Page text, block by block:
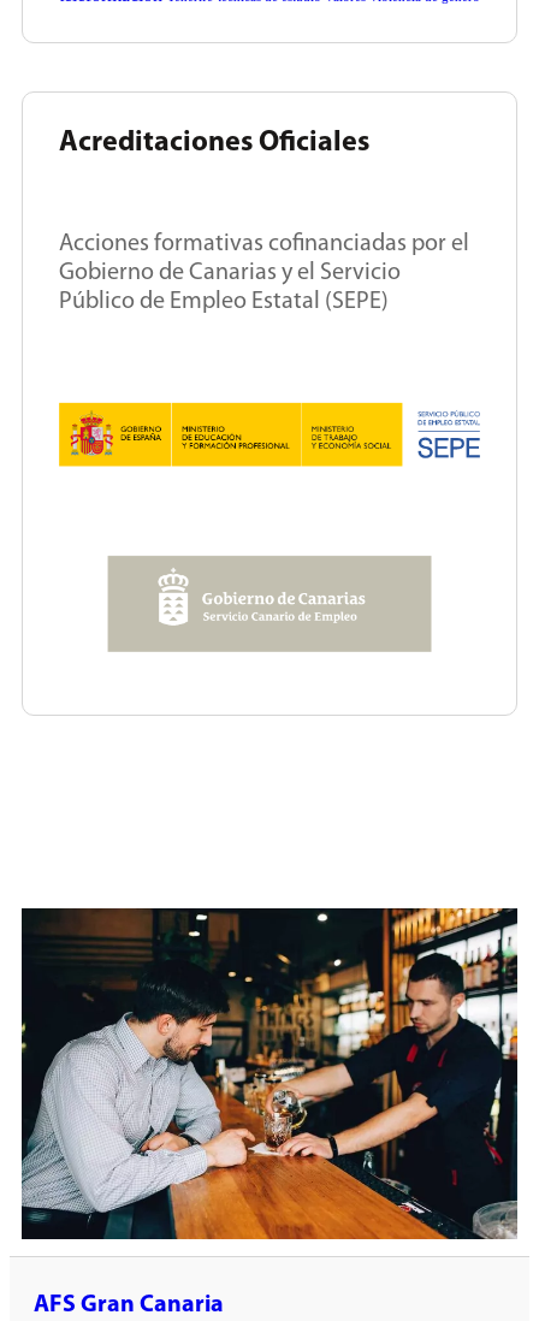
Acreditaciones Oficiales
Acciones formativas cofinanciadas por el
Gobierno de Canarias y el Servicio
Público de Empleo Estatal (SEPE)
AFS Gran Canaria